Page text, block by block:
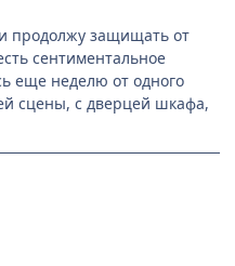
продолжу защищать от
сентиментальное
еще неделю от одного
сцены, с дверцей шкафа,